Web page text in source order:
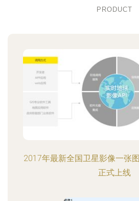
PRODUCT
2017年最新全国卫星影像一张
正式上线